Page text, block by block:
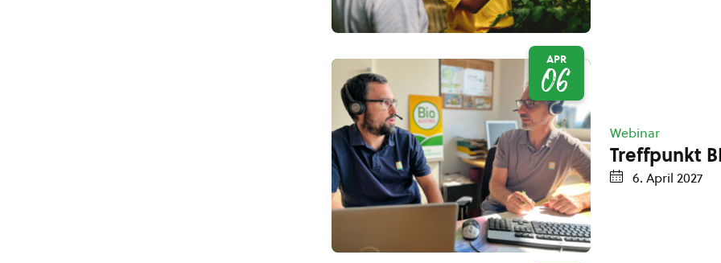
Webinar
Treffpunkt
6. April 2027
APR
06